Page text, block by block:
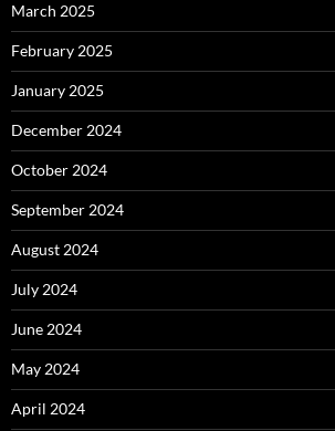
March 2025
February 2025
January 2025
December 2024
October 2024
September 2024
August 2024
July 2024
June 2024
May 2024
April 2024